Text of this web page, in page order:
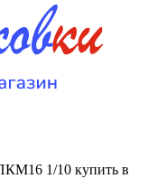
1/10 купить в